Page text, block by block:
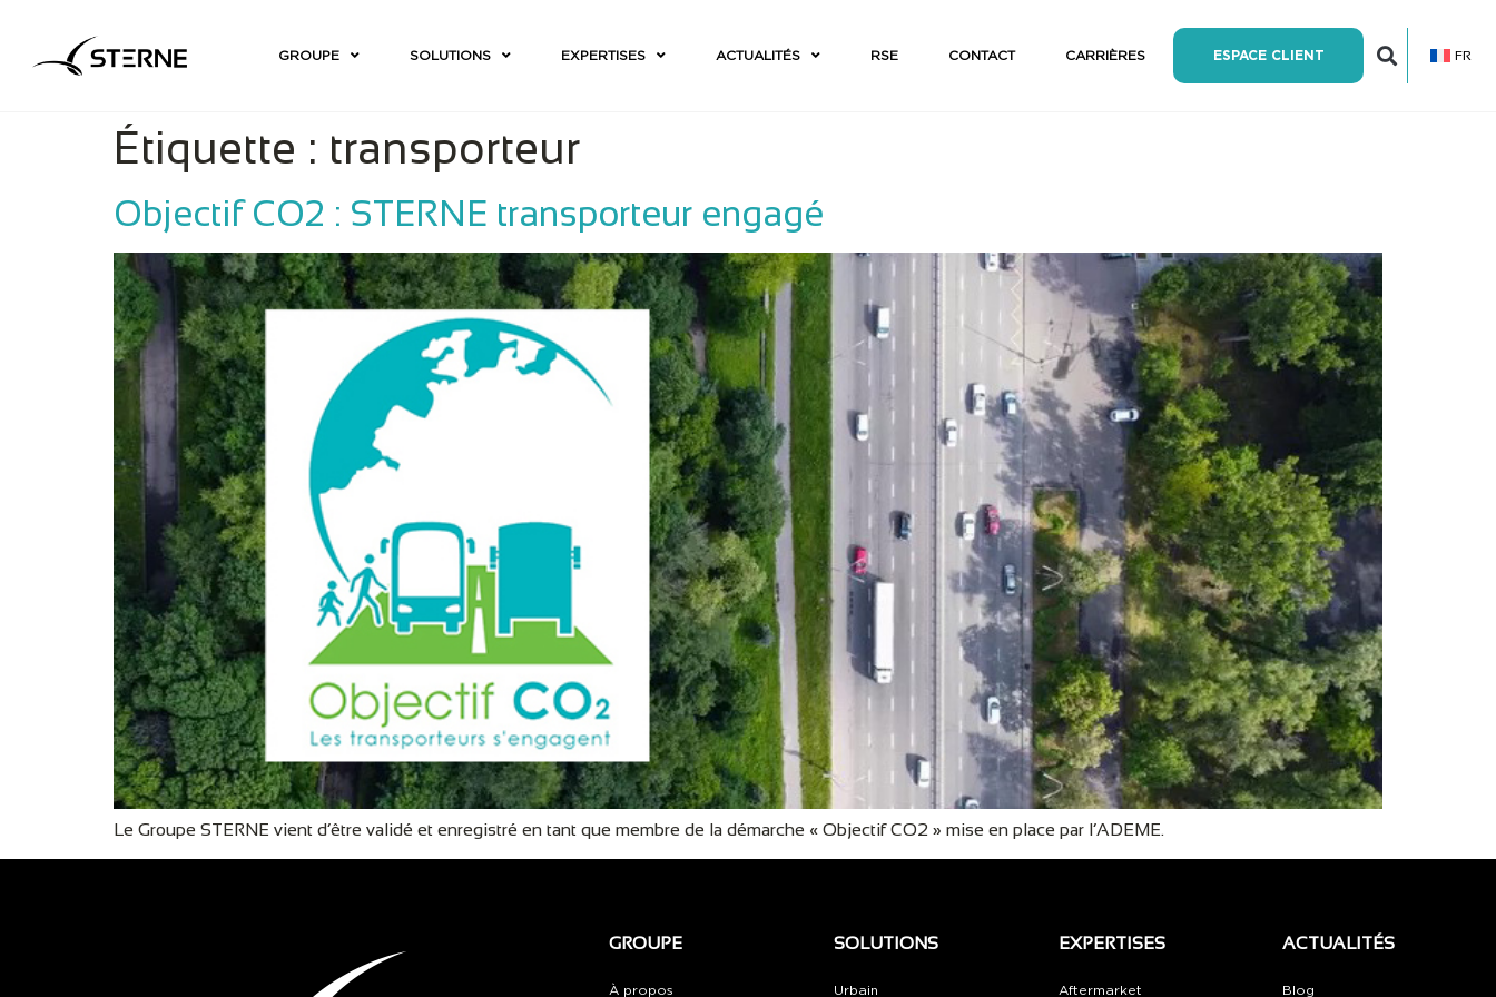
GROUPE SOLUTIONS EXPERTISES ACTUALITÉS RSE CONTACT CARRIÈRES ESPACE CLIENT FR
Étiquette : transporteur
Objectif CO2 : STERNE transporteur engagé
Le Groupe STERNE vient d’être validé et enregistré en tant que membre de la démarche « Objectif CO2 » mise en place par l’ADEME.
GROUPE
À propos
SOLUTIONS
Urbain
EXPERTISES
Aftermarket
ACTUALITÉS
Blog